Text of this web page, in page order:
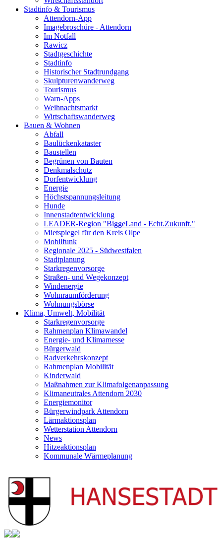
Stadtinfo & Tourismus
Attendorn-App
Imagebroschüre - Attendorn
Im Notfall
Rawicz
Stadtgeschichte
Stadtinfo
Historischer Stadtrundgang
Skulpturenwanderweg
Tourismus
Warn-Apps
Weihnachtsmarkt
Wirtschaftswanderweg
Bauen & Wohnen
Abfall
Baulückenkataster
Baustellen
Begrünen von Bauten
Denkmalschutz
Dorfentwicklung
Energie
Höchstspannungsleitung
Hunde
Innenstadtentwicklung
LEADER-Region "BiggeLand - Echt.Zukunft."
Mietspiegel für den Kreis Olpe
Mobilfunk
Regionale 2025 - Südwestfalen
Stadtplanung
Starkregenvorsorge
Straßen- und Wegekonzept
Windenergie
Wohnraumförderung
Wohnungsbörse
Klima, Umwelt, Mobilität
Starkregenvorsorge
Rahmenplan Klimawandel
Energie- und Klimamesse
Bürgerwald
Radverkehrskonzept
Rahmenplan Mobilität
Kinderwald
Maßnahmen zur Klimafolgenanpassung
Klimaneutrales Attendorn 2030
Energiemonitor
Bürgerwindpark Attendorn
Lärmaktionsplan
Wetterstation Attendorn
News
Hitzeaktionsplan
Kommunale Wärmeplanung